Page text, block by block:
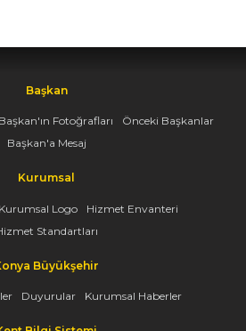
Başkan
Başkan'ın Fotoğrafları
Önceki Başkanlar
Başkan'a Mesaj
Kurumsal
Kurumsal Logo
Hizmet Envanteri
Standartları
Büyükşehir
Duyurular Kurumsal Haberler